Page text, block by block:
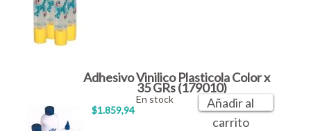
Adhesivo Vinilico Plasticola Color x
35 GRs (179010)
$1.859,94
En stock
Añadir al
carrito